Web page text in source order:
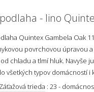
podlaha - lino
Quintex Gambela Oak
povrchovou úpravou
chladu a tlmí hluk. Navyše
všetkých typov domácností i
Záťažová trieda : 23 -